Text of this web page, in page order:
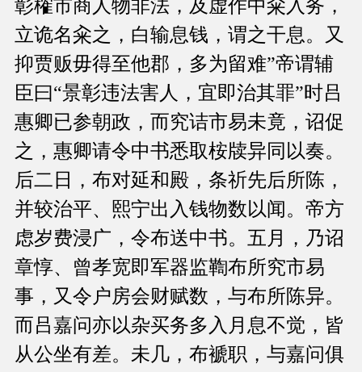
彰榷市商人物非法，及虚作中籴入务，
立诡名籴之，白输息钱，谓之干息。又
抑贾贩毋得至他郡，多为留难”帝谓辅
臣曰“景彰违法害人，宜即治其罪”时吕
惠卿已参朝政，而究诘市易未竟，诏促
之，惠卿请令中书悉取桉牍异同以奏。
后二日，布对延和殿，条祈先后所陈，
并较治平、熙宁出入钱物数以闻。帝方
虑岁费浸广，令布送中书。五月，乃诏
章惇、曾孝宽即军器监鞫布所究市易
事，又令户房会财赋数，与布所陈异。
而吕嘉问亦以杂买务多入月息不觉，皆
从公坐有差。未几，布褫职，与嘉问俱